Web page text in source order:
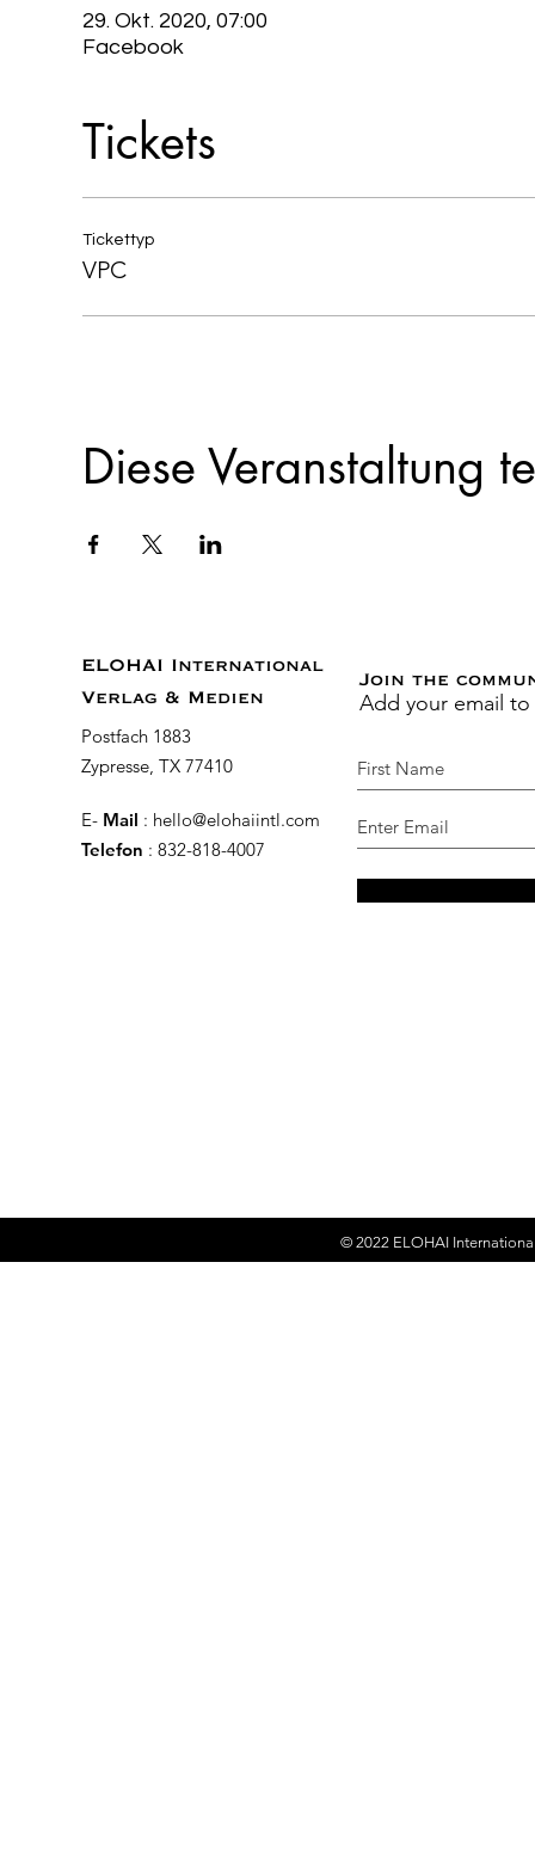
29. Okt. 2020, 07:00
Facebook
Tickets
Tickettyp
VPC
Diese Veranstaltung
ELOHAI International
Verlag & Medien
Postfach 1883
Zypresse, TX 77410
E- Mail : hello@elohaiintl.com
Telefon : 832-818-4007
Join the
Add your email
© 2022 ELOHAI